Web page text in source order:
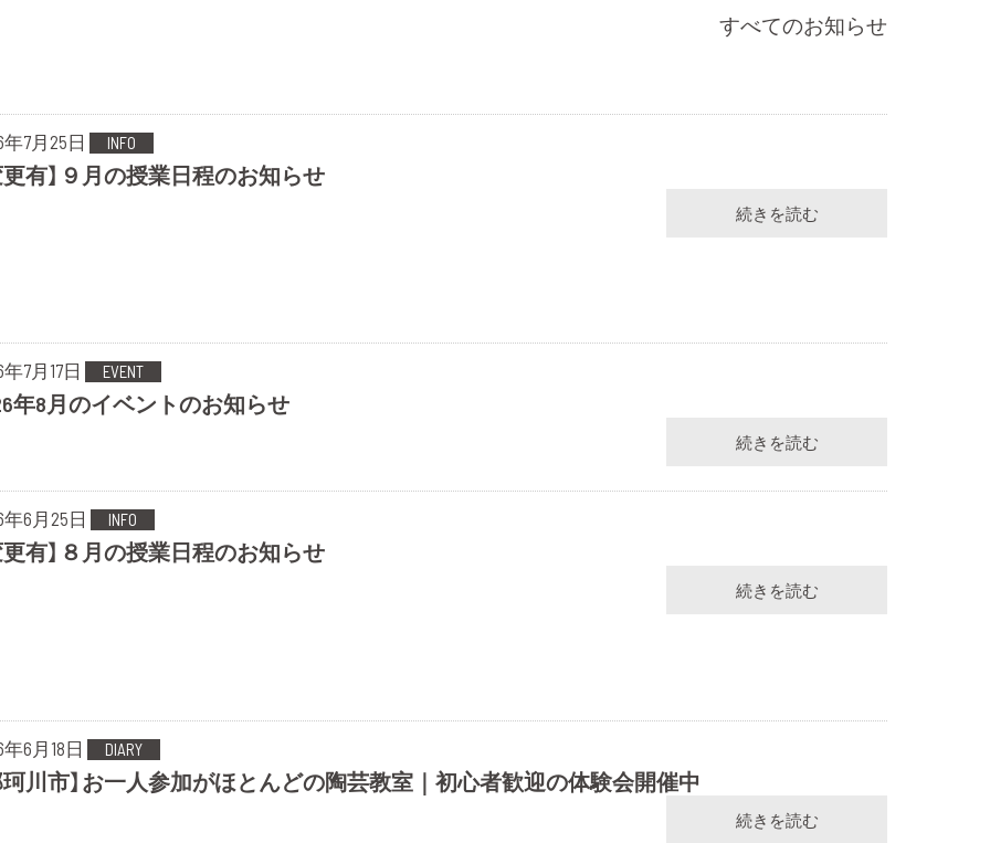
すべてのお知らせ
年7月25日 INFO
更有】９月の授業日程のお知らせ
続きを読む
年7月17日 EVENT
年8月のイベントのお知らせ
続きを読む
年6月25日 INFO
更有】８月の授業日程のお知らせ
続きを読む
年6月18日 DIARY
珂川市】お一人参加がほとんどの陶芸教室｜初心者歓迎の体験会開催中
続きを読む